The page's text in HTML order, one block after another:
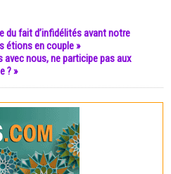
du fait d’infidélités avant notre
étions en couple »
avec nous, ne participe pas aux
? »